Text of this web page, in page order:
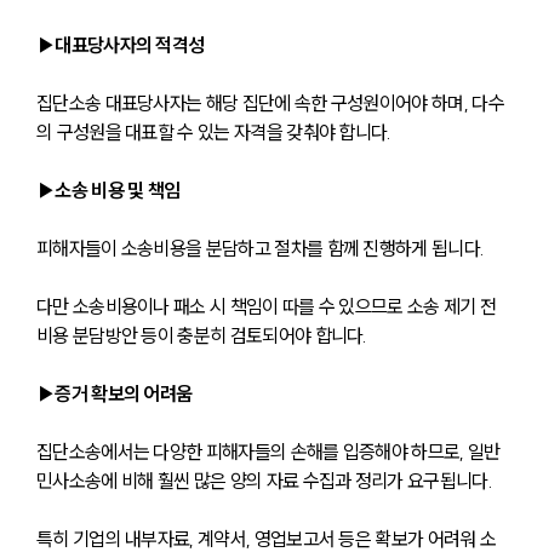
▶대표당사자의 적격성
집단소송 대표당사자는 해당 집단에 속한 구성원이어야 하며, 다수
의 구성원을 대표할 수 있는 자격을 갖춰야 합니다.
▶소송 비용 및 책임
피해자들이 소송비용을 분담하고 절차를 함께 진행하게 됩니다.
다만 소송비용이나 패소 시 책임이 따를 수 있으므로 소송 제기 전
비용 분담방안 등이 충분히 검토되어야 합니다.
▶증거 확보의 어려움
집단소송에서는 다양한 피해자들의 손해를 입증해야 하므로, 일반
민사소송에 비해 훨씬 많은 양의 자료 수집과 정리가 요구됩니다.
특히 기업의 내부자료, 계약서, 영업보고서 등은 확보가 어려워 소